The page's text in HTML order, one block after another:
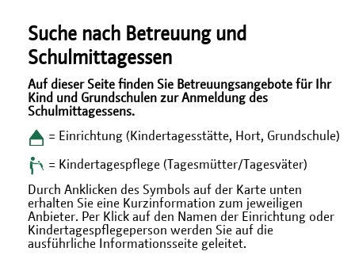
Suche nach Betreuung und
Schulmittagessen
Auf dieser Seite finden Sie Betreuungsangebote für Ihr
Kind und Grundschulen zur Anmeldung des
Schulmittagessens.
= Einrichtung (Kindertagesstätte, Hort, Grundschule)
= Kindertagespflege (Tagesmütter/Tagesväter)
Durch Anklicken des Symbols auf der Karte unten
erhalten Sie eine Kurzinformation zum jeweiligen
Anbieter. Per Klick auf den Namen der Einrichtung oder
Kindertagespflegeperson werden Sie auf die
ausführliche Informationsseite geleitet.